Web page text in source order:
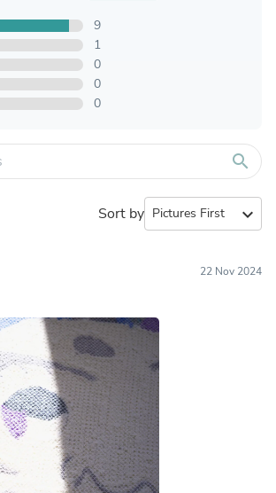
9
1
0
0
0
search
Sort by expand_more
22 Nov 2024